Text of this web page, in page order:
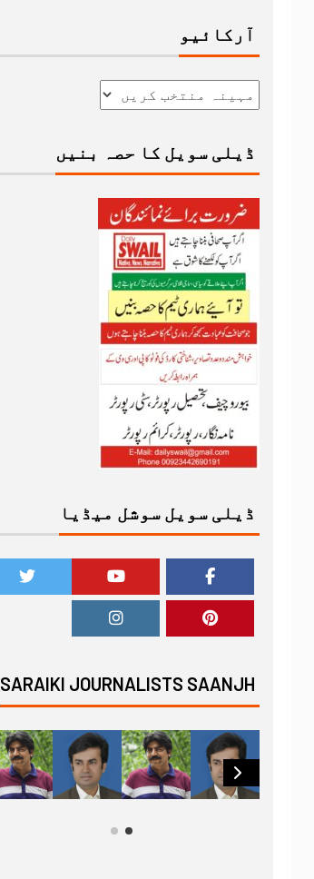
آرکائیو
ڈیلی سویل کا حصہ بنیں
ڈیلی سویل سوشل میڈیا
SARAIKI JOURNALISTS SAANJH